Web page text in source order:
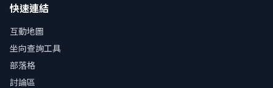
快速連結
互動地圖
坐向查詢工具
部落格
討論區